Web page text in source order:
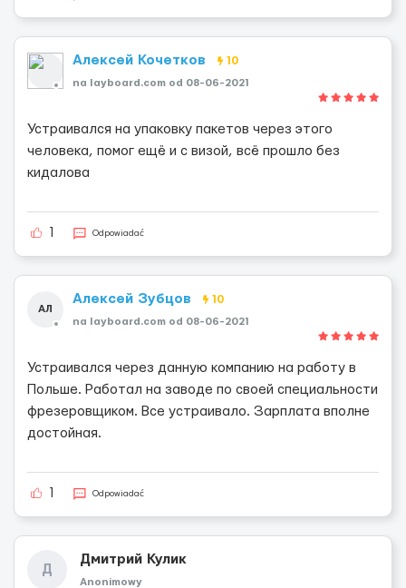
Алексей Кочетков 10
na layboard.com od 08-06-2021
Устраивался на упаковку пакетов через этого
человека, помог ещё и с визой, всё прошло без
кидалова
Odpowiadać
АЛ
Алексей Зубцов 10
na layboard.com od 08-06-2021
Устраивался через данную компанию на работу в
Польше. Работал на заводе по своей специальности
фрезеровщиком. Все устраивало. Зарплата вполне
достойная.
Odpowiadać
Д
Дмитрий Кулик
Anonimowy